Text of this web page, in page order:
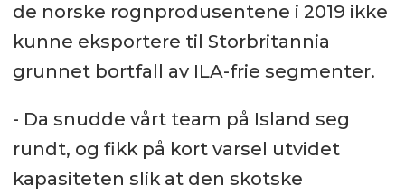
de norske rognprodusentene i 2019 ikke
kunne eksportere til Storbritannia
grunnet bortfall av ILA-frie segmenter.
- Da snudde vårt team på Island seg
rundt, og fikk på kort varsel utvidet
kapasiteten slik at den skotske